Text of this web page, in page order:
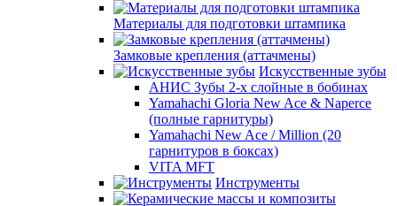
Материалы для подготовки штампика
Замковые крепления (аттачмены)
Искусственные зубы
АНИС Зубы 2-х слойные в бобинах
Yamahachi Gloria New Ace & Naperce
(полные гарнитуры)
Yamahachi New Ace / Million (20
гарнитуров в боксах)
VITA MFT
Инструменты